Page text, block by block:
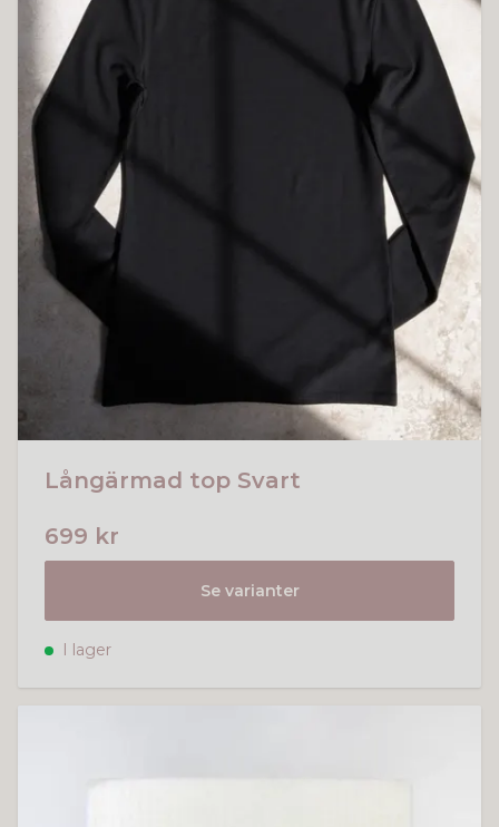
Långärmad top Svart
699 kr
Se varianter
I lager